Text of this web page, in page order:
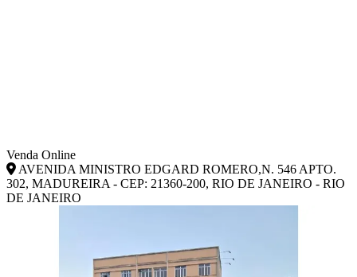
Venda Online
AVENIDA MINISTRO EDGARD ROMERO,N. 546 APTO.
302, MADUREIRA - CEP: 21360-200, RIO DE JANEIRO - RIO
DE JANEIRO